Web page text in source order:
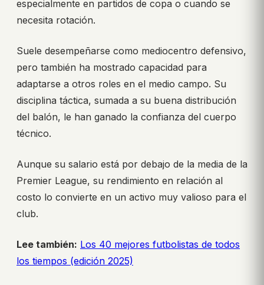
especialmente en partidos de copa o cuando se
necesita rotación.
Suele desempeñarse como mediocentro defensivo,
pero también ha mostrado capacidad para
adaptarse a otros roles en el medio campo. Su
disciplina táctica, sumada a su buena distribución
del balón, le han ganado la confianza del cuerpo
técnico.
Aunque su salario está por debajo de la media de la
Premier League, su rendimiento en relación al
costo lo convierte en un activo muy valioso para el
club.
Lee también: Los 40 mejores futbolistas de todos
los tiempos (edición 2025)